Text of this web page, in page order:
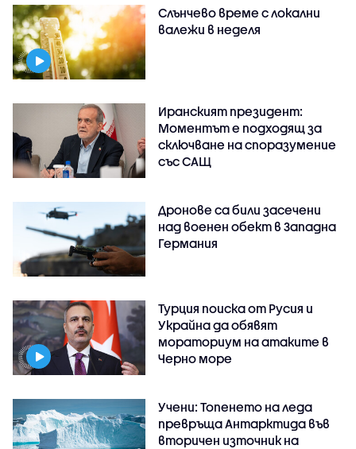
Слънчево време с локални
валежи в неделя
Иранският президент:
Моментът е подходящ за
сключване на споразумение
със САЩ
Дронове са били засечени
над военен обект в Западна
Германия
Турция поиска от Русия и
Украйна да обявят
мораториум на атаките в
Черно море
Учени: Топенето на леда
превръща Антарктида във
вторичен източник на